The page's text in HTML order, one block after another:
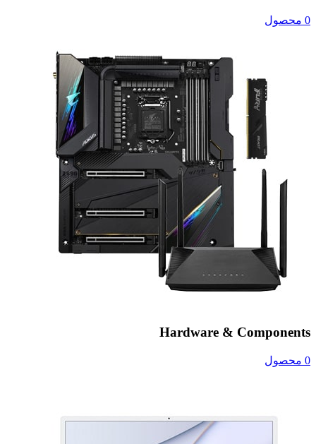
0 محصول
Hardware & Components
0 محصول